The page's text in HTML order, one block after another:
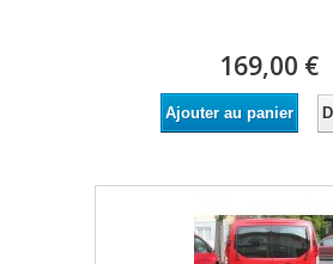
169,00 €
Ajouter au panier